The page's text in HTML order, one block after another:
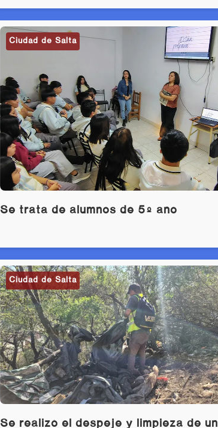
Ciudad de Salta
Se trata de alumnos de 5º año
Ciudad de Salta
Se realizó el despeje y limpieza de un